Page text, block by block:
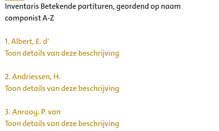
Inventaris Betekende partituren, geordend op naam
componist A-Z
1.Albert, E. d'
Toon details van deze beschrijving
2.Andriessen, H.
Toon details van deze beschrijving
3.Anrooy, P. van
Toon details van deze beschrijving